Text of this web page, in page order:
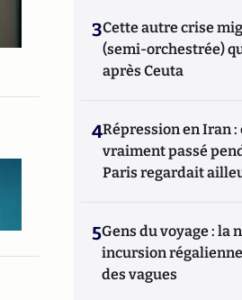
3Cette autre crise
(semi-orchestrée)
après Ceuta
4Répression en Iran :
vraiment passé
Paris regardait
5Gens du voyage : la
incursion
des vagues